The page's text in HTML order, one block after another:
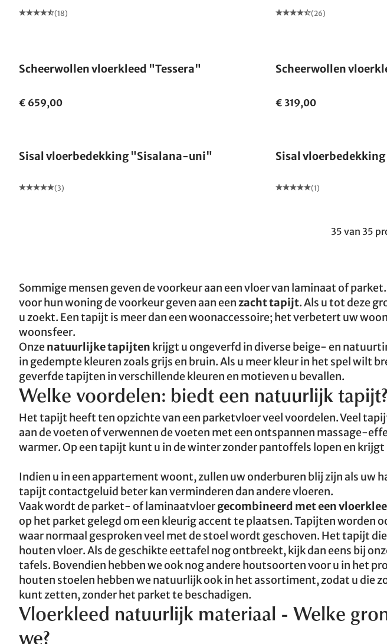
(18) (26)
Scheerwollen vloerkleed "Tessera"
€ 659,00
Scheerwollen
€ 319,00
Sisal vloerbedekking "Sisalana-uni"
(3)
Sisal
(1)
35 van 35
Sommige mensen gevende voorkeur aan een vloer van laminaat of
voor hun woning de voorkeur geven aan eenzacht tapijt. Als u tot deze
u zoekt. Een tapijt is meer dan een woonaccessoire; het verbetert uw
woonsfeer.
Onzenatuurlijke tapijten krijgt u ongeverfd in diverse beige- en
in gedempte kleuren zoals grijs en bruin. Als u meer kleur in het spel wilt
geverfde tapijten in verschillende kleuren en motieven u bevallen.
Welke voordelen: biedt een natuurlijk tapijt?
Het tapijt heeft ten opzichte van een parketvloer veel voordelen. Veel
aan de voeten of verwennen de voeten met een ontspannen massage-
warmer. Op een tapijt kunt u in de winter zonder pantoffels lopen en krijgt
Indien u in een appartement woont, zullen uw onderburen blij zijn als uw
tapijt contactgeluid beter kan verminderen dan andere vloeren.
Vaak wordt de parket- of laminaatvloergecombineerd met een
op het parket gelegd om een kleurig accent te plaatsen. Tapijten worden
waar normaal gesproken veel met de stoel wordt geschoven. Het tapijt
houten vloer. Als de geschikte eettafel nog ontbreekt, kijk dan eens bij
tafels. Bovendien hebben we ook nog andere houtsoorten voor u in het
houten stoelen hebben we natuurlijk ook in het assortiment, zodat u die
kunt zetten, zonder het parket te beschadigen.
Vloerkleed natuurlijk materiaal - Welke